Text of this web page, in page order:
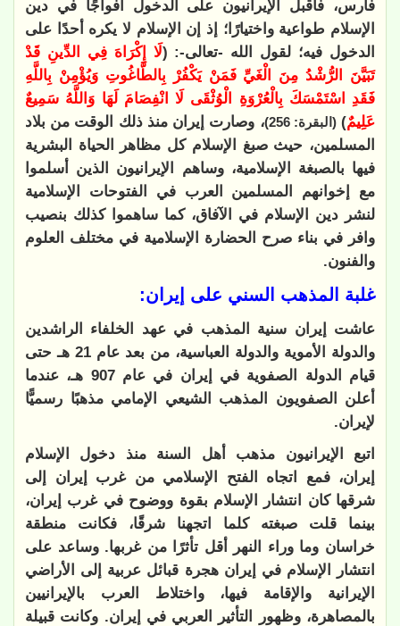
فارس، فأقبل الإيرانيون على الدخول أفواجًا في دين
الإسلام طواعية واختيارًا؛ إذ إن الإسلام لا يكره أحدًا على
الدخول فيه؛ لقول الله -تعالى-: (لَا إِكْرَاهَ فِي الدِّينِ قَدْ
تَبَيَّنَ الرُّشْدُ مِنَ الْغَيِّ فَمَنْ يَكْفُرْ بِالطَّاغُوتِ وَيُؤْمِنْ بِاللَّهِ
فَقَدِ اسْتَمْسَكَ بِالْعُرْوَةِ الْوُثْقَى لَا انْفِصَامَ لَهَا وَاللَّهُ سَمِيعٌ
عَلِيمٌ)(البقرة: 256)
، وصارت إيران منذ ذلك الوقت من بلاد
المسلمين، حيث صبغ الإسلام كل مظاهر الحياة البشرية
فيها بالصبغة الإسلامية، وساهم الإيرانيون الذين أسلموا
مع إخوانهم المسلمين العرب في الفتوحات الإسلامية
لنشر دين الإسلام في الآفاق، كما ساهموا كذلك بنصيب
وافر في بناء صرح الحضارة الإسلامية في مختلف العلوم
والفنون.
غلبة المذهب السني على إيران:
عاشت إيران سنية المذهب في عهد الخلفاء الراشدين
والدولة الأموية والدولة العباسية، من بعد عام 21 هـ حتى
قيام الدولة الصفوية في إيران في عام 907 هـ، عندما
أعلن الصفويون المذهب الشيعي الإمامي مذهبًا رسميًّا
لإيران.
اتبع الإيرانيون مذهب أهل السنة منذ دخول الإسلام
إيران، فمع اتجاه الفتح الإسلامي من غرب إيران إلى
شرقها كان انتشار الإسلام بقوة ووضوح في غرب إيران،
بينما قلت صبغته كلما اتجهنا شرقًا، فكانت منطقة
خراسان وما وراء النهر أقل تأثرًا من غربها. وساعد على
انتشار الإسلام في إيران هجرة قبائل عربية إلى الأراضي
الإيرانية والإقامة فيها، واختلاط العرب بالإيرانيين
بالمصاهرة، وظهور التأثير العربي في إيران. وكانت قبيلة